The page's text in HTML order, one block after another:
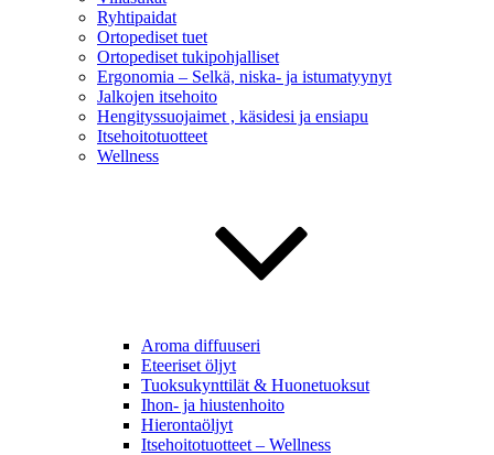
Ryhtipaidat
Ortopediset tuet
Ortopediset tukipohjalliset
Ergonomia – Selkä, niska- ja istumatyynyt
Jalkojen itsehoito
Hengityssuojaimet , käsidesi ja ensiapu
Itsehoitotuotteet
Wellness
Aroma diffuuseri
Eteeriset öljyt
Tuoksukynttilät & Huonetuoksut
Ihon- ja hiustenhoito
Hierontaöljyt
Itsehoitotuotteet – Wellness